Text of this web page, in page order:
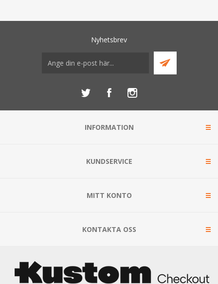
Nyhetsbrev
INFORMATION
KUNDSERVICE
MITT KONTO
KONTAKTA OSS